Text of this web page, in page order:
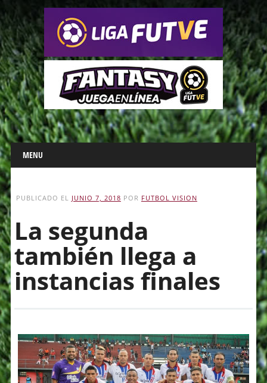
Main menu
Skip
to
content
MENU
PUBLICADO EL JUNIO 7, 2018 POR FUTBOL VISION
La segunda
también llega a
instancias finales